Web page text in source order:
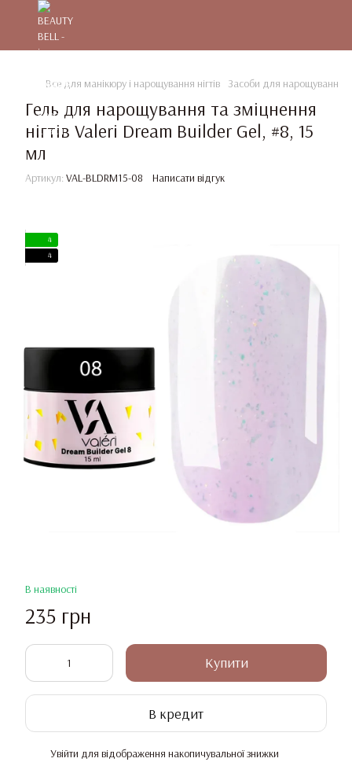
Все для манікюру і нарощування нігтів Засоби для нарощування та
Гель для нарощування та зміцнення
нігтів Valeri Dream Builder Gel, #8, 15
мл
Артикул: VAL-BLDRM15-08 Написати відгук
4
4
В наявності
235 грн
Купити
В кредит
Увійти для відображення накопичувальної знижки